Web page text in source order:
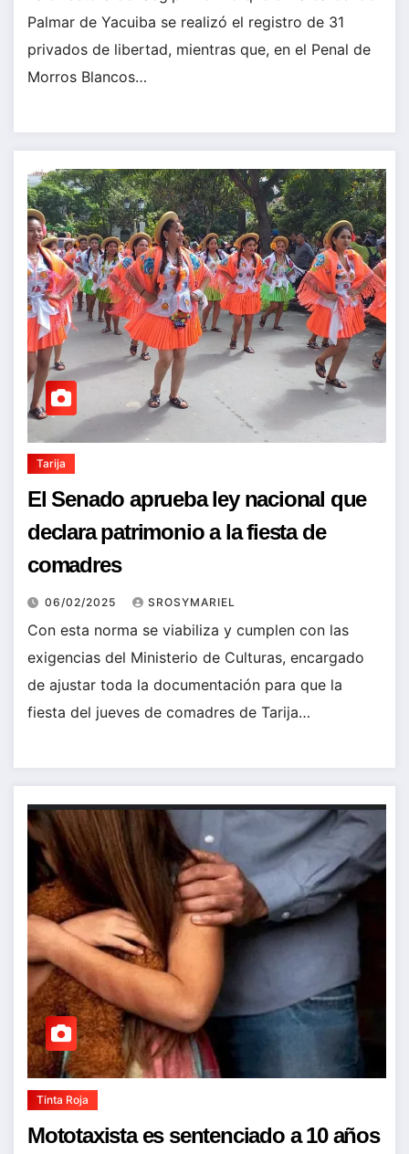
Palmar de Yacuiba se realizó el registro de 31
privados de libertad, mientras que, en el Penal de
Morros Blancos…
Tarija
El Senado aprueba ley nacional que
declara patrimonio a la fiesta de
comadres
06/02/2025 SROSYMARIEL
Con esta norma se viabiliza y cumplen con las
exigencias del Ministerio de Culturas, encargado
de ajustar toda la documentación para que la
fiesta del jueves de comadres de Tarija…
Tinta Roja
Mototaxista es sentenciado a 10 años